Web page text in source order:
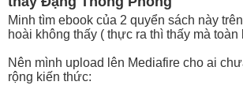
Minh tìm ebook của 2 quyển sách này
hoài không thấy ( thực ra thì thấy mà toàn
Nên mình upload lên Mediafire cho ai
rộng kiến thức: